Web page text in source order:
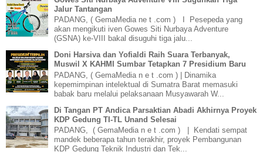
Jalur Tantangan
PADANG, ( GemaMedia ne t .com ) I Pesepeda yang
akan mengikuti iven Gowes Siti Nurbaya Adventure
(GSNA) ke-VIII bakal disuguhi tiga jalu...
Doni Harsiva dan Yofialdi Raih Suara Terbanyak,
Muswil X KAHMI Sumbar Tetapkan 7 Presidium Baru
PADANG, ( GemaMedia n e t .com ) | Dinamika
kepemimpinan intelektual di Sumatra Barat memasuki
babak baru melalui pelaksanaan Musyawarah W...
Di Tangan PT Andica Parsaktian Abadi Akhirnya Proyek
KDP Gedung TI-TL Unand Selesai
PADANG, ( GemaMedia n e t .com ) | Kendati sempat
mandek beberapa tahun terakhir, proyek Pembangunan
KDP Gedung Teknik Industri dan Tek...